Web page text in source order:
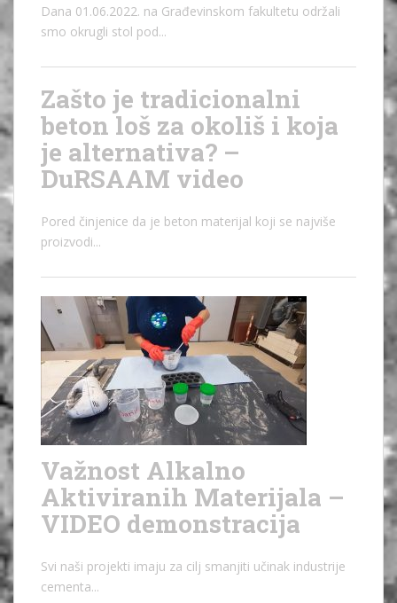
Dana 01.06.2022. na Građevinskom fakultetu održali
smo okrugli stol pod...
Zašto je tradicionalni
beton loš za okoliš i koja
je alternativa? –
DuRSAAM video
Pored činjenice da je beton materijal koji se najviše
proizvodi...
Važnost Alkalno
Aktiviranih Materijala –
VIDEO demonstracija
Svi naši projekti imaju za cilj smanjiti učinak industrije
cementa...